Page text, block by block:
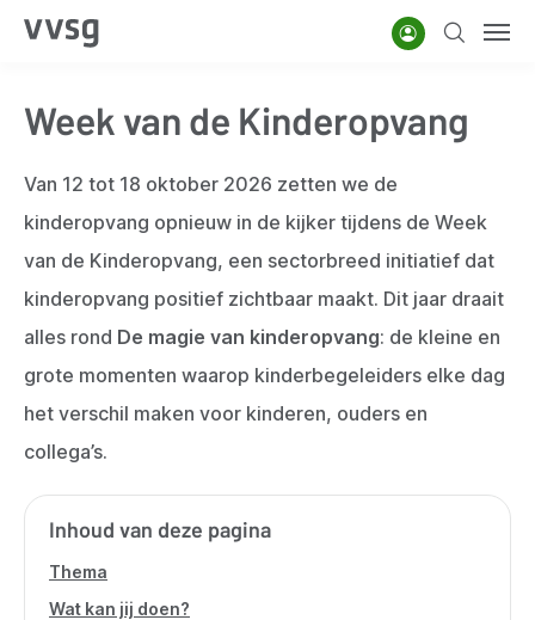
Overslaan
gaan
AccountZoeken
Week van de Kinderopvang
Van 12 tot 18 oktober 2026 zetten we de
kinderopvang opnieuw in de kijker tijdens de Week
van de Kinderopvang, een sectorbreed initiatief dat
kinderopvang positief zichtbaar maakt. Dit jaar draait
alles rond De magie van kinderopvang: de kleine en
grote momenten waarop kinderbegeleiders elke dag
het verschil maken voor kinderen, ouders en
collega’s.
Inhoud van deze pagina
Thema
Wat kan jij doen?